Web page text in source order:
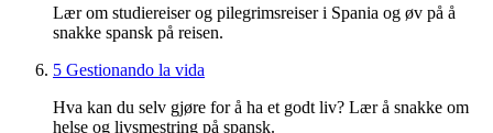
Lær om studiereiser og pilegrimsreiser i Spania og øv på å
snakke spansk på reisen.
5 Gestionando la vida
Hva kan du selv gjøre for å ha et godt liv? Lær å snakke om
helse og livsmestring på spansk.